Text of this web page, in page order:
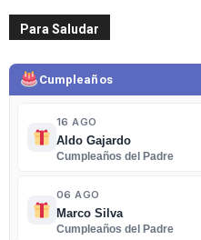
Para Saludar
Cumpleaños
16 AGO
Aldo Gajardo
Cumpleaños del Padre
06 AGO
Marco Silva
Cumpleaños del Padre